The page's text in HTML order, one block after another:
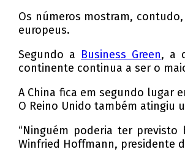
Os números mostram,
europeus.
Segundo a Business Green, a
continente continua a ser o
A China fica em segundo lugar
O Reino Unido também atingiu
“Ninguém poderia ter previsto
Winfried Hoffmann, presidente